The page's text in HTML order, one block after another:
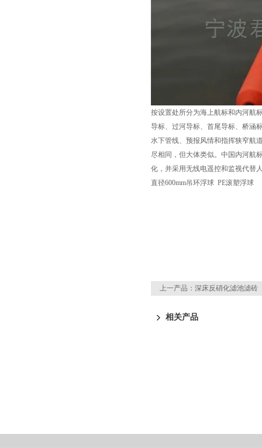
按设置处所分为海上航标和内河航
导标、过河导标、首尾导标、桥涵
水下管线、预报风情和指挥狭窄航
尽相同，但大体类似。中国内河航
化，并采用无线电遥控和监视代替
直径600mm吊环浮球 PE滚塑浮球
上一产品： 深床反硝化滤池滤砖
相关产品